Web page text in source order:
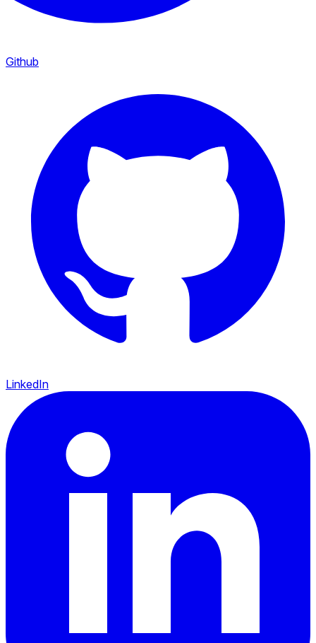
Github
LinkedIn